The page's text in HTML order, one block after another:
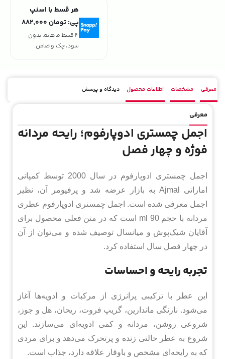
هر قسط با اسنپ
پی:تومان ۸۸۲٬۰۰۰
4 قسط ماهانه. بدون
سود، چک و ضامن.
معرفی مشخصات اطلاعات محصول دیدگاه و پرسش
معرفی
اجمل چمستری ادوپارفوم؛ رایحه مردانه
فوژه و چهار فصل
اجمل چمستری ادوپارفوم در سال 2000 توسط کمپانی
اماراتی Ajmal به بازار عرضه شد و پرفیومر آن، نظیر
اجمل معرفی شده است. اجمل چمستری ادوپارفوم عطری
مردانه با حجم 90 ml است که در متن فعلی محصول برای
آقایان شیک‌پوش و میانسال توصیف شده و می‌توان از آن
در چهار فصل سال استفاده کرد.
تجربه رایحه و احساسات
این عطر با ترکیبی پرانرژی از مرکبات و ادویه‌ها آغاز
می‌شود. نارنگی ماندارین، گریپ فروت، ریحان، هل و جوز،
شروعی روشن، مردانه و کمی ادویه‌ای می‌سازند. این
شروع به عطر حالتی زنده و پرتحرک می‌دهد و برای مردی
که به رایحه‌ای مشخص و باوقار علاقه دارد، جذاب است.